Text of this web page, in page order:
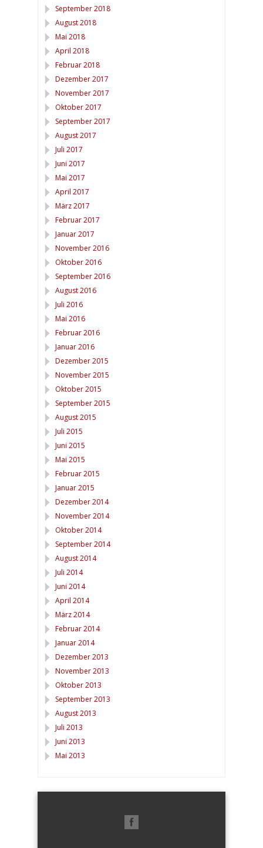
September 2018
August 2018
Mai 2018
April 2018
Februar 2018
Dezember 2017
November 2017
Oktober 2017
September 2017
August 2017
Juli 2017
Juni 2017
Mai 2017
April 2017
März 2017
Februar 2017
Januar 2017
November 2016
Oktober 2016
September 2016
August 2016
Juli 2016
Mai 2016
Februar 2016
Januar 2016
Dezember 2015
November 2015
Oktober 2015
September 2015
August 2015
Juli 2015
Juni 2015
Mai 2015
Februar 2015
Januar 2015
Dezember 2014
November 2014
Oktober 2014
September 2014
August 2014
Juli 2014
Juni 2014
April 2014
März 2014
Februar 2014
Januar 2014
Dezember 2013
November 2013
Oktober 2013
September 2013
August 2013
Juli 2013
Juni 2013
Mai 2013